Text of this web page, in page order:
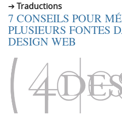
Traductions
7 CONSEILS POUR
PLUSIEURS FONTES
DESIGN WEB